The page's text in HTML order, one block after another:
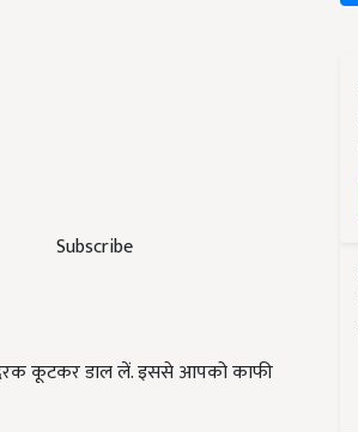
Subscribe
कूटकर डाल लें. इससे आपको काफी